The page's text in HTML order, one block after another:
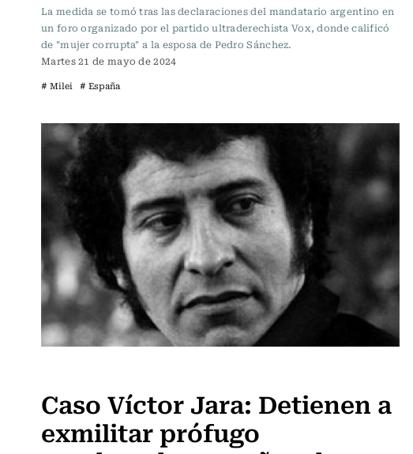
La medida se tomó tras las declaraciones del mandatario argentino en
un foro organizado por el partido ultraderechista Vox, donde calificó
de "mujer corrupta" a la esposa de Pedro Sánchez.
Martes 21 de mayo de 2024
# Milei # España
Caso Víctor Jara: Detienen a
exmilitar prófugo